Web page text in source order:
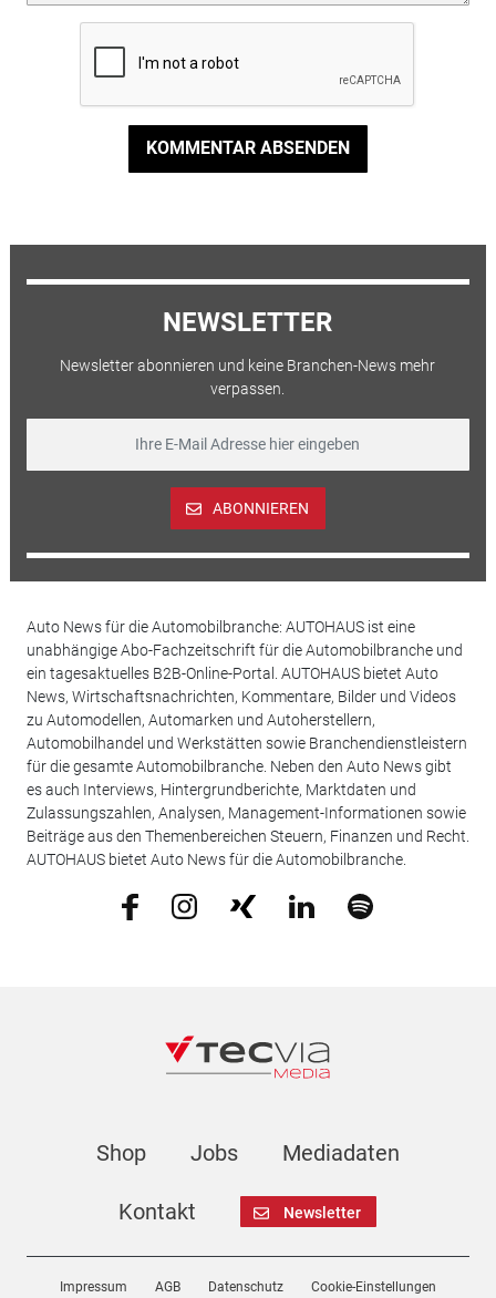
KOMMENTAR ABSENDEN
NEWSLETTER
Newsletter abonnieren und keine Branchen-News mehr
verpassen.
ABONNIEREN
Auto News für die Automobilbranche: AUTOHAUS ist eine
unabhängige Abo-Fachzeitschrift für die Automobilbranche und
ein tagesaktuelles B2B-Online-Portal. AUTOHAUS bietet Auto
News, Wirtschaftsnachrichten, Kommentare, Bilder und Videos
zu Automodellen, Automarken und Autoherstellern,
Automobilhandel und Werkstätten sowie Branchendienstleistern
für die gesamte Automobilbranche. Neben den Auto News gibt
es auch Interviews, Hintergrundberichte, Marktdaten und
Zulassungszahlen, Analysen, Management-Informationen sowie
Beiträge aus den Themenbereichen Steuern, Finanzen und Recht.
AUTOHAUS bietet Auto News für die Automobilbranche.
Shop Jobs Mediadaten
Kontakt Newsletter
Impressum AGB Datenschutz Cookie-Einstellungen